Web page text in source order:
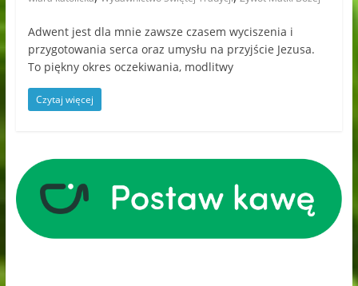
Adwent jest dla mnie zawsze czasem wyciszenia i
przygotowania serca oraz umysłu na przyjście Jezusa.
To piękny okres oczekiwania, modlitwy
Czytaj więcej